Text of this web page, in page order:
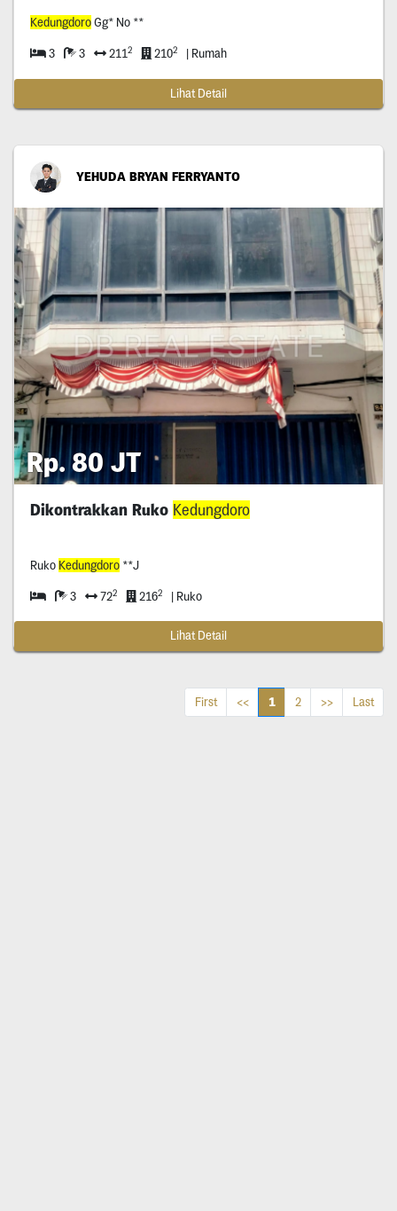
KedungdoroGg* No **
3 3 2112 2102 | Rumah
Lihat Detail
YEHUDA BRYAN FERRYANTO
Rp. 80 JT
Dikontrakkan Ruko Kedungdoro
Ruko Kedungdoro**J
3 722 2162 | Ruko
Lihat Detail
First << 1 2 >> Last